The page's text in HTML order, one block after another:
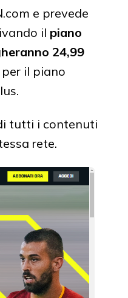
e prevede
il piano
24,99
il piano
tutti i contenuti
rete.